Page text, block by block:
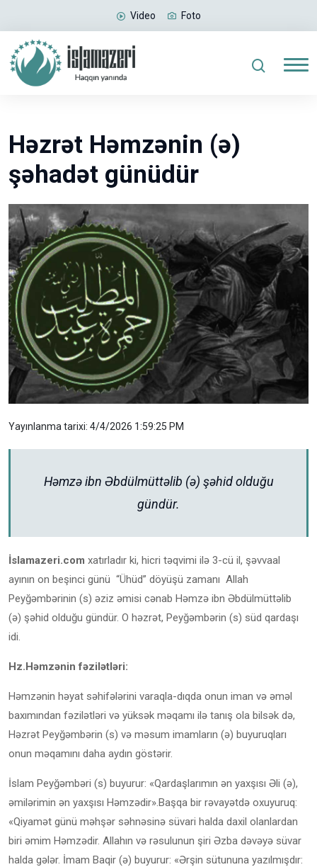
Video Foto
Həzrət Həmzənin (ə)
şəhadət günüdür
Yayınlanma tarixi: 4/4/2026 1:59:25 PM
Həmzə ibn Əbdülmüttəlib (ə) şəhid olduğu
gündür.
İslamazeri.com xatırladır ki, hicri təqvimi ilə 3-cü il, şəvvaal
ayının on beşinci günü “Ühüd” döyüşü zamanı Allah
Peyğəmbərinin (s) əziz əmisi cənab Həmzə ibn Əbdülmüttəlib
(ə) şəhid olduğu gündür. O həzrət, Peyğəmbərin (s) süd qardaşı
idi.
Hz.Həmzənin fəzilətləri:
Həmzənin həyat səhifələrini varaqla-dıqda onun iman və əməl
baxımından fəzilətləri və yüksək məqamı ilə tanış ola bilsək də,
Həzrət Peyğəmbərin (s) və məsum imamların (ə) buyuruqları
onun məqamını daha aydın göstərir.
İslam Peyğəmbəri (s) buyurur: «Qardaşlarımın ən yaxşısı Əli (ə),
əmilərimin ən yaxşısı Həmzədir».Başqa bir rəvayətdə oxuyuruq:
«Qiyamət günü məhşər səhnəsinə süvari halda daxil olanlardan
biri əmim Həmzədir. Allahın və rəsulunun şiri Əzba dəvəyə süvar
halda gələr. İmam Baqir (ə) buyurur: «Ərşin sütununa yazılmışdır: